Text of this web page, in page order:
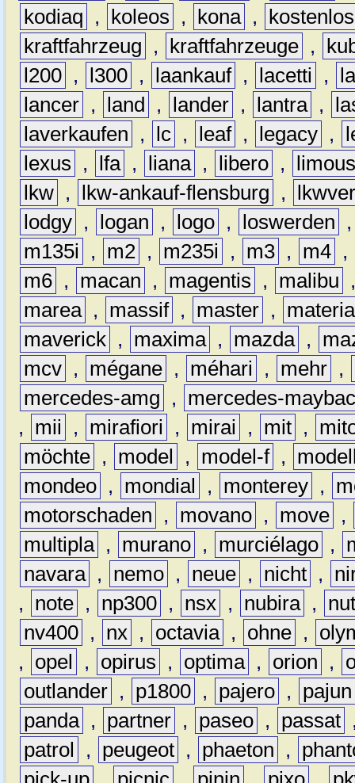
kodiaq
, koleos , kona ,
kostenlos
kraftfahrzeug
, kraftfahrzeuge ,
l200 , l300 , laankauf , lacetti ,
lancer , land , lander , lantra ,
laverkaufen
, lc , leaf , legacy ,
lexus
, lfa , liana , libero ,
lkw , lkw-ankauf-flensburg ,
lodgy , logan , logo , loswerden
m135i
, m2 , m235i , m3 , m4 ,
m6 , macan , magentis , malibu
marea , massif , master ,
materia
maverick , maxima , mazda ,
mcv , mégane , méhari , mehr ,
mercedes-amg
,
mercedes-
,
mii , mirafiori , mirai , mit ,
möchte , model , model-f ,
mondeo , mondial , monterey ,
motorschaden
, movano , move ,
multipla , murano , murciélago ,
navara , nemo , neue , nicht ,
,
note , np300 , nsx , nubira ,
nv400 , nx , octavia , ohne ,
,
opel , opirus , optima , orion ,
outlander , p1800 , pajero ,
pajun
panda , partner , paseo , passat
patrol
, peugeot , phaeton ,